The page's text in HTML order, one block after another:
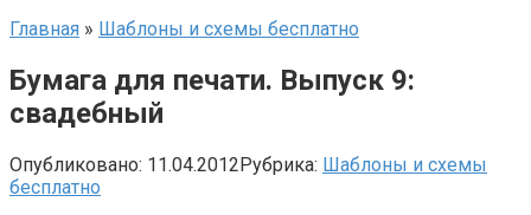
Главная » Шаблоны и схемы бесплатно
Бумага для печати. Выпуск 9:
свадебный
Опубликовано: 11.04.2012Рубрика: Шаблоны и схемы
бесплатно